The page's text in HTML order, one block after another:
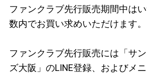
ファンクラブ先行販売期間中は
数内でお買い求めいただけます。
ファンクラブ先行販売には「サ
ズ大阪」のLINE登録、およびメ